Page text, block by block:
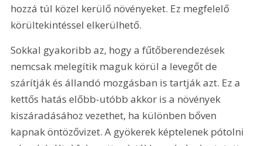
hozzá túl közel kerülő növényeket. Ez megfelelő
körültekintéssel elkerülhető.
Sokkal gyakoribb az, hogy a fűtőberendezések
nemcsak melegítik maguk körül a levegőt de
szárítják és állandó mozgásban is tartják azt. Ez a
kettős hatás előbb-utóbb akkor is a növények
kiszáradásához vezethet, ha különben bőven
kapnak öntözővizet. A gyökerek képtelenek pótolni